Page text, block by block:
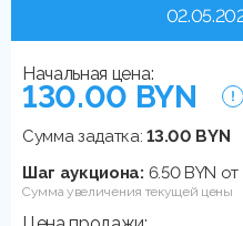
Начальная цена:
130.00 BYN
Сумма задатка:13.00 BYN
Шаг аукциона: 6.50 BYN
Сумма увеличения текущей цены